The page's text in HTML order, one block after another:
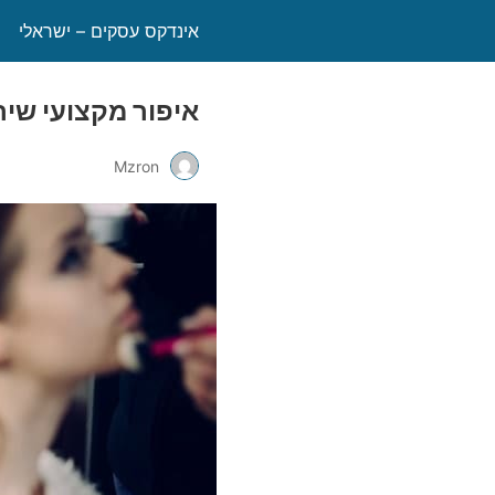
אינדקס עסקים – ישראלי
איפור מקצועי
Mzron